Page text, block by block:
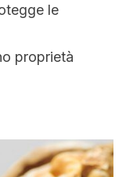
le
proprietà